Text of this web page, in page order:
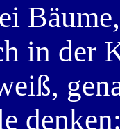
in der